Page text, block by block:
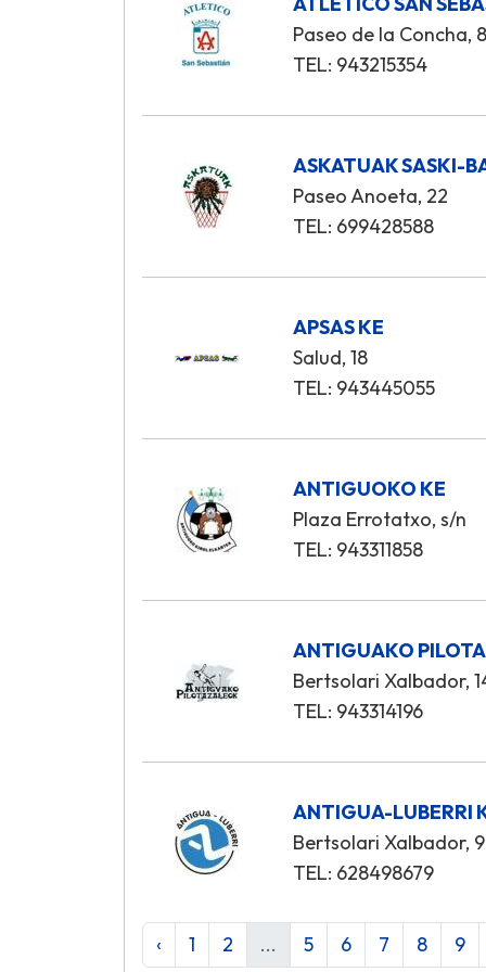
Paseo de la Concha, 8
TEL: 943215354
ASKATUAK SASKI-
Paseo Anoeta, 22
TEL: 699428588
APSAS KE
Salud, 18
TEL: 943445055
ANTIGUOKO KE
Plaza Errotatxo, s/n
TEL: 943311858
ANTIGUAKO
Bertsolari Xalbador,
TEL: 943314196
ANTIGUA-LUBERRI
Bertsolari Xalbador, 9
TEL: 628498679
‹ 1 2 ... 5 6 7 8 9